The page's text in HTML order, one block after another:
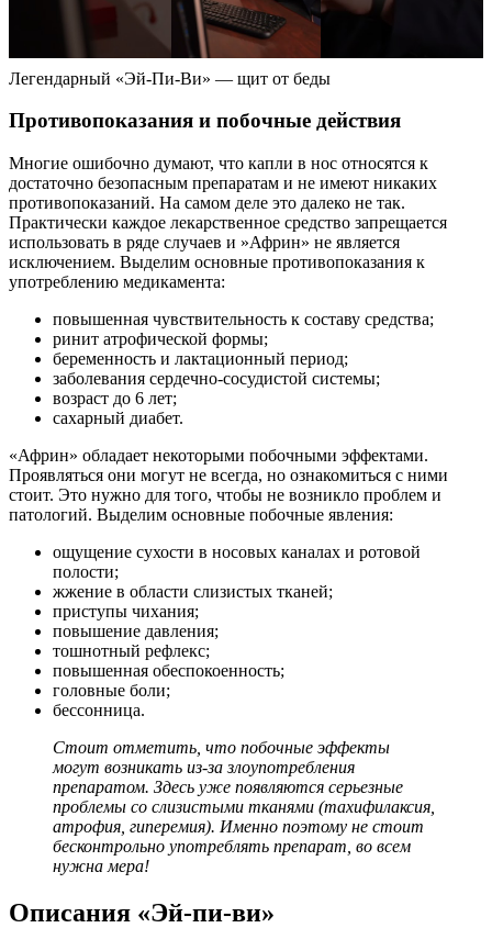
Легендарный «Эй-Пи-Ви» — щит от беды
Противопоказания и побочные действия
Многие ошибочно думают, что капли в нос относятся к
достаточно безопасным препаратам и не имеют никаких
противопоказаний. На самом деле это далеко не так.
Практически каждое лекарственное средство запрещается
использовать в ряде случаев и »Африн» не является
исключением. Выделим основные противопоказания к
употреблению медикамента:
повышенная чувствительность к составу средства;
ринит атрофической формы;
беременность и лактационный период;
заболевания сердечно-сосудистой системы;
возраст до 6 лет;
сахарный диабет.
«Африн» обладает некоторыми побочными эффектами.
Проявляться они могут не всегда, но ознакомиться с ними
стоит. Это нужно для того, чтобы не возникло проблем и
патологий. Выделим основные побочные явления:
ощущение сухости в носовых каналах и ротовой
полости;
жжение в области слизистых тканей;
приступы чихания;
повышение давления;
тошнотный рефлекс;
повышенная обеспокоенность;
головные боли;
бессонница.
Стоит отметить, что побочные эффекты
могут возникать из-за злоупотребления
препаратом. Здесь уже появляются серьезные
проблемы со слизистыми тканями (тахифилаксия,
атрофия, гиперемия). Именно поэтому не стоит
бесконтрольно употреблять препарат, во всем
нужна мера!
Описания «Эй-пи-ви»